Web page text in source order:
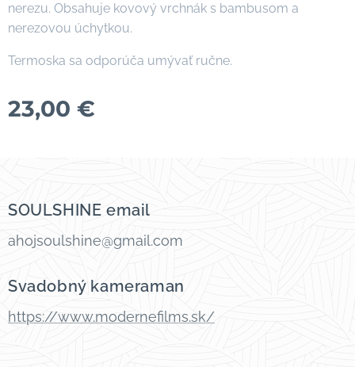
nerezu. Obsahuje kovový vrchnák s bambusom a
nerezovou úchytkou.
Termoska sa odporúča umývať ručne.
23,00 €
SOULSHINE email
ahojsoulshine@gmail.com
Svadobný kameraman
https://www.modernefilms.sk/